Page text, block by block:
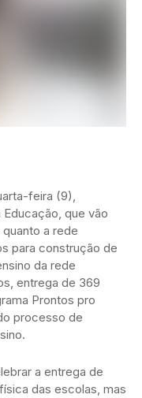
feira (9),
que vão
a rede
para construção de
da rede
entrega de 369
Prontos pro
processo de
a entrega de
das escolas, mas